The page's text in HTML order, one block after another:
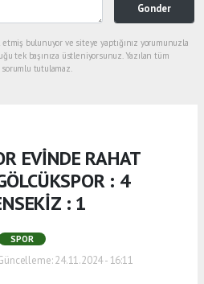
Gonder
etmiş bulunuyor ve siteye yaptığınız yorumunuzla
tek başınıza üstleniyorsunuz. Yazılan tüm
tutulamaz.
EVİNDE RAHAT
: 4
: 1
SPOR
24.11.2024 - 16:11